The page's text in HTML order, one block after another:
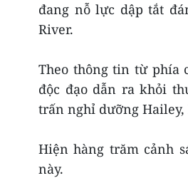
đang nỗ lực dập tắt
River.
Theo thông tin từ phía
độc đạo dẫn ra khỏi
trấn nghỉ dưỡng Hailey,
Hiện hàng trăm cảnh
này.